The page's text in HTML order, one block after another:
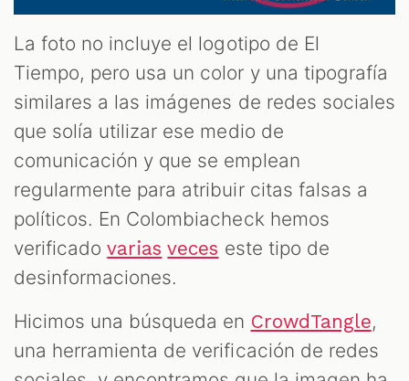
La foto no incluye el logotipo de El
Tiempo, pero usa un color y una tipografía
similares a las imágenes de redes sociales
que solía utilizar ese medio de
comunicación y que se emplean
regularmente para atribuir citas falsas a
políticos. En Colombiacheck hemos
verificadovarias veces este tipo de
desinformaciones.
Hicimos una búsqueda en CrowdTangle,
una herramienta de verificación de redes